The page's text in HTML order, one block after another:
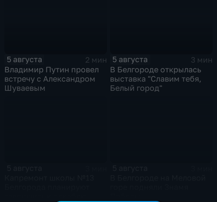
5 августа
2 мин
Владимир Путин провел
встречу с Александром
Шуваевым
5 августа
3 мин
В Белгороде открылась
выставка "Славим тебя,
Белый город"